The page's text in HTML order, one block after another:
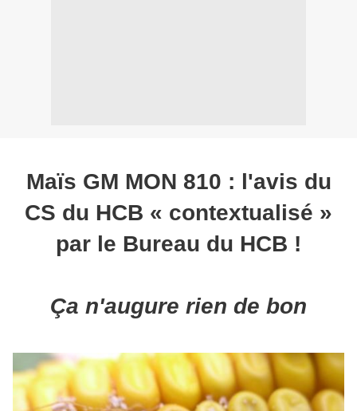
Maïs GM MON 810 : l'avis du
CS du HCB « contextualisé »
par le Bureau du HCB !
Ça n'augure rien de bon